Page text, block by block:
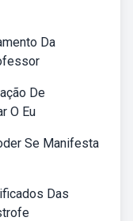
Da
De
O Eu
Se Manifesta
Das